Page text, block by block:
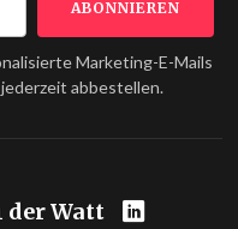
Marketing-E-Mails
abbestellen.
der Watt